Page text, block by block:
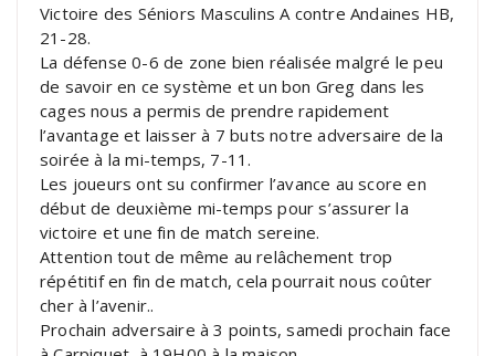
Victoire des Séniors Masculins A contre Andaines HB,
21-28.
La défense 0-6 de zone bien réalisée malgré le peu
de savoir en ce système et un bon Greg dans les
cages nous a permis de prendre rapidement
l’avantage et laisser à 7 buts notre adversaire de la
soirée à la mi-temps, 7-11.
Les joueurs ont su confirmer l’avance au score en
début de deuxième mi-temps pour s’assurer la
victoire et une fin de match sereine.
Attention tout de même au relâchement trop
répétitif en fin de match, cela pourrait nous coûter
cher à l’avenir..
Prochain adversaire à 3 points, samedi prochain face